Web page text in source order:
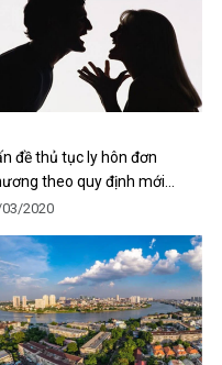
đề thủ tục ly hôn đơn
theo quy định mới…
2020